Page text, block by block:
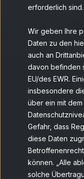
erforderlich sind.
Wir geben Ihre
Daten zu den
auch an
davon befinden
EU/des EWR.
insbesondere
über ein mit
Gefahr, dass
diese Daten
können. „Alle
solche
Home-
messen